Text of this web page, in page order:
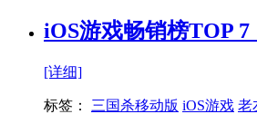
iOS游戏畅销榜TOP
[详细]
标签： 三国杀移动版 iOS游戏 老